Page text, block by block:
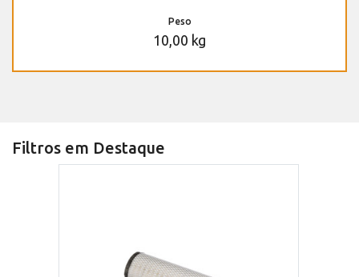
Peso
10,00 kg
Filtros em Destaque